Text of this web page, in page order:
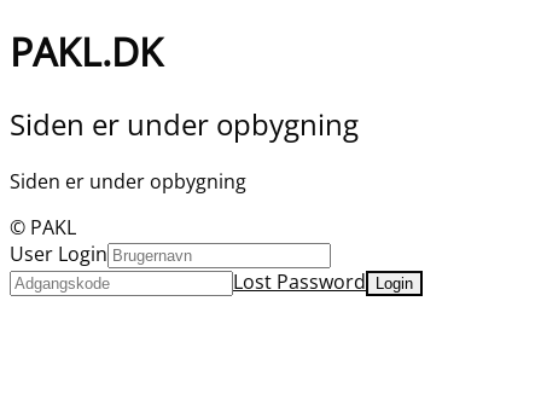
PAKL.DK
Siden er under opbygning
Siden er under opbygning
© PAKL
User Login
Lost Password